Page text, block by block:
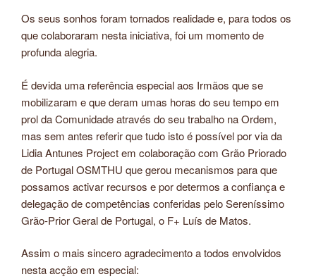
Os seus sonhos foram tornados realidade e, para todos os
que colaboraram nesta iniciativa, foi um momento de
profunda alegria.
É devida uma referência especial aos Irmãos que se
mobilizaram e que deram umas horas do seu tempo em
prol da Comunidade através do seu trabalho na Ordem,
mas sem antes referir que tudo isto é possível por via da
Lidia Antunes Project em colaboração com Grão Priorado
de Portugal OSMTHU que gerou mecanismos para que
possamos activar recursos e por determos a confiança e
delegação de competências conferidas pelo Sereníssimo
Grão-Prior Geral de Portugal, o F+ Luís de Matos.
Assim o mais sincero agradecimento a todos envolvidos
nesta acção em especial: